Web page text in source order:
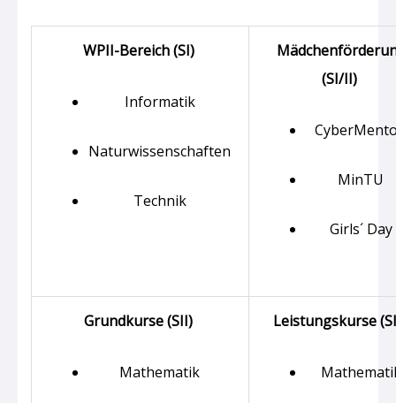
WPII-Bereich (SI)
Informatik
Naturwissenschaften
Technik
(SI/II)
MinTU
Girls´ Day
Grundkurse (SII)
Mathematik
Leistungskurse